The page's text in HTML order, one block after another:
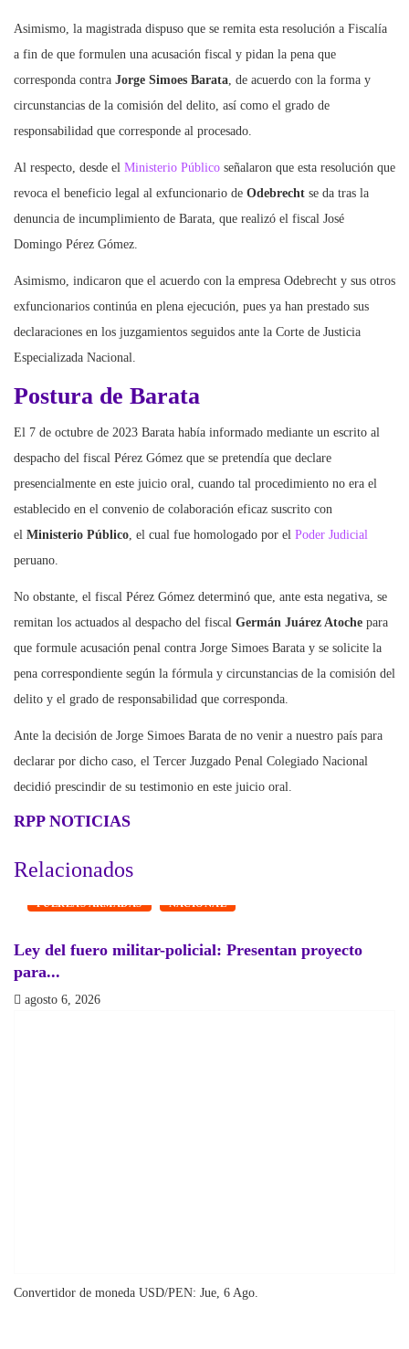
Asimismo, la magistrada dispuso que se remita esta resolución a Fiscalía
a fin de que formulen una acusación fiscal y pidan la pena que
corresponda contra Jorge Simoes Barata, de acuerdo con la forma y
circunstancias de la comisión del delito, así como el grado de
responsabilidad que corresponde al procesado.
Al respecto, desde el Ministerio Público señalaron que esta resolución que
revoca el beneficio legal al exfuncionario de Odebrecht se da tras la
denuncia de incumplimiento de Barata, que realizó el fiscal José
Domingo Pérez Gómez.
Asimismo, indicaron que el acuerdo con la empresa Odebrecht y sus otros
exfuncionarios continúa en plena ejecución, pues ya han prestado sus
declaraciones en los juzgamientos seguidos ante la Corte de Justicia
Especializada Nacional.
Postura de Barata
El 7 de octubre de 2023 Barata había informado mediante un escrito al
despacho del fiscal Pérez Gómez que se pretendía que declare
presencialmente en este juicio oral, cuando tal procedimiento no era el
establecido en el convenio de colaboración eficaz suscrito con
el Ministerio Público, el cual fue homologado por el Poder Judicial
peruano.
No obstante, el fiscal Pérez Gómez determinó que, ante esta negativa, se
remitan los actuados al despacho del fiscal Germán Juárez Atoche para
que formule acusación penal contra Jorge Simoes Barata y se solicite la
pena correspondiente según la fórmula y circunstancias de la comisión del
delito y el grado de responsabilidad que corresponda.
Ante la decisión de Jorge Simoes Barata de no venir a nuestro país para
declarar por dicho caso, el Tercer Juzgado Penal Colegiado Nacional
decidió prescindir de su testimonio en este juicio oral.
RPP NOTICIAS
Relacionados
FUERZAS ARMADAS NACIONAL
Ley del fuero militar-policial: Presentan proyecto
para...
agosto 6, 2026
Convertidor de moneda USD/PEN: Jue, 6 Ago.